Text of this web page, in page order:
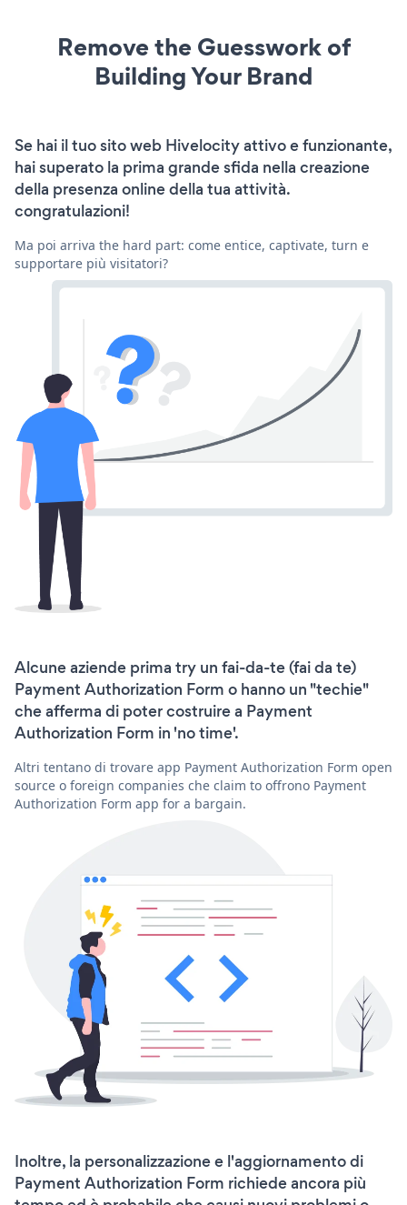
Remove the Guesswork of
Building Your Brand
Se hai il tuo sito web Hivelocity attivo e funzionante,
hai superato la prima grande sfida nella creazione
della presenza online della tua attività.
congratulazioni!
Ma poi arriva the hard part: come entice, captivate, turn e
supportare più visitatori?
Alcune aziende prima try un fai-da-te (fai da te)
Payment Authorization Form o hanno un "techie"
che afferma di poter costruire a Payment
Authorization Form in 'no time'.
Altri tentano di trovare app Payment Authorization Form open
source o foreign companies che claim to offrono Payment
Authorization Form app for a bargain.
Inoltre, la personalizzazione e l'aggiornamento di
Payment Authorization Form richiede ancora più